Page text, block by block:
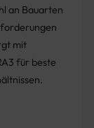
an Bauarten
mit
für beste